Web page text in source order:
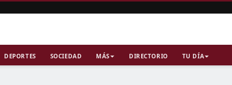
DEPORTES SOCIEDAD MÁS DIRECTORIO TU DÍA